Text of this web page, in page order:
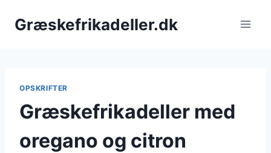
Græskefrikadeller.dk
OPSKRIFTER
Græskefrikadeller med
oregano og citron